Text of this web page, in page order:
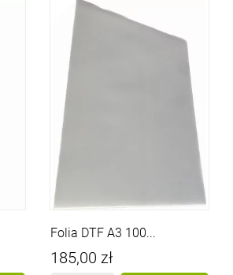
Folia DTF A3 100...
Cena
185,00 zł